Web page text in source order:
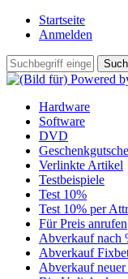
Startseite
Anmelden
Hardware
Software
DVD
Verlinkte Artikel
Testbeispiele
Test 10%
Test 10% per
Für Preis anrufen
Abverkauf nach
Abverkauf
Abverkauf neuer